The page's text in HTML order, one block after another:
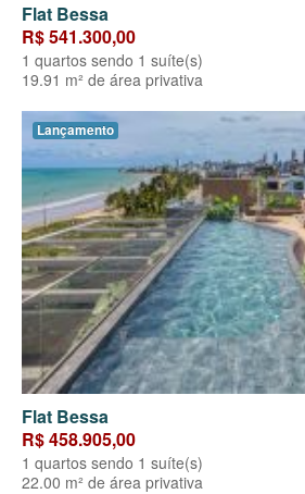
Flat Bessa
R$ 541.300,00
1 quartos sendo 1 suíte(s)
19.91 m² de área privativa
Lançamento
Flat Bessa
R$ 458.905,00
1 quartos sendo 1 suíte(s)
22.00 m² de área privativa